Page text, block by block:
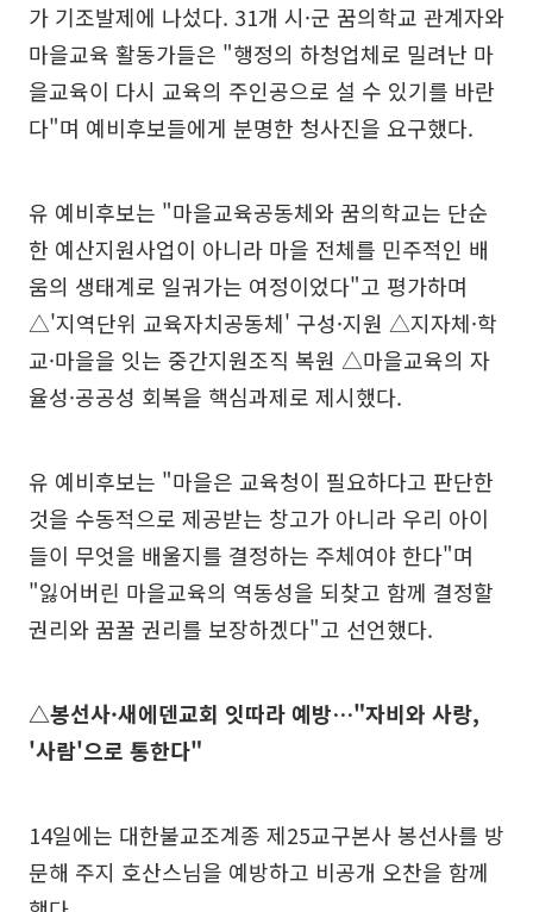
가 기조발제에 나섰다. 31개 시·군 꿈의학교 관계자와
마을교육 활동가들은 "행정의 하청업체로 밀려난 마
을교육이 다시 교육의 주인공으로 설 수 있기를 바란
다"며 예비후보들에게 분명한 청사진을 요구했다.
유 예비후보는 "마을교육공동체와 꿈의학교는 단순
한 예산지원사업이 아니라 마을 전체를 민주적인 배
움의 생태계로 일궈가는 여정이었다"고 평가하며
△'지역단위 교육자치공동체' 구성·지원 △지자체·학
교·마을을 잇는 중간지원조직 복원 △마을교육의 자
율성·공공성 회복을 핵심과제로 제시했다.
유 예비후보는 "마을은 교육청이 필요하다고 판단한
것을 수동적으로 제공받는 창고가 아니라 우리 아이
들이 무엇을 배울지를 결정하는 주체여야 한다"며
"잃어버린 마을교육의 역동성을 되찾고 함께 결정할
권리와 꿈꿀 권리를 보장하겠다"고 선언했다.
△봉선사·새에덴교회 잇따라 예방…"자비와 사랑,
'사람'으로 통한다"
14일에는 대한불교조계종 제25교구본사 봉선사를 방
문해 주지 호산스님을 예방하고 비공개 오찬을 함께